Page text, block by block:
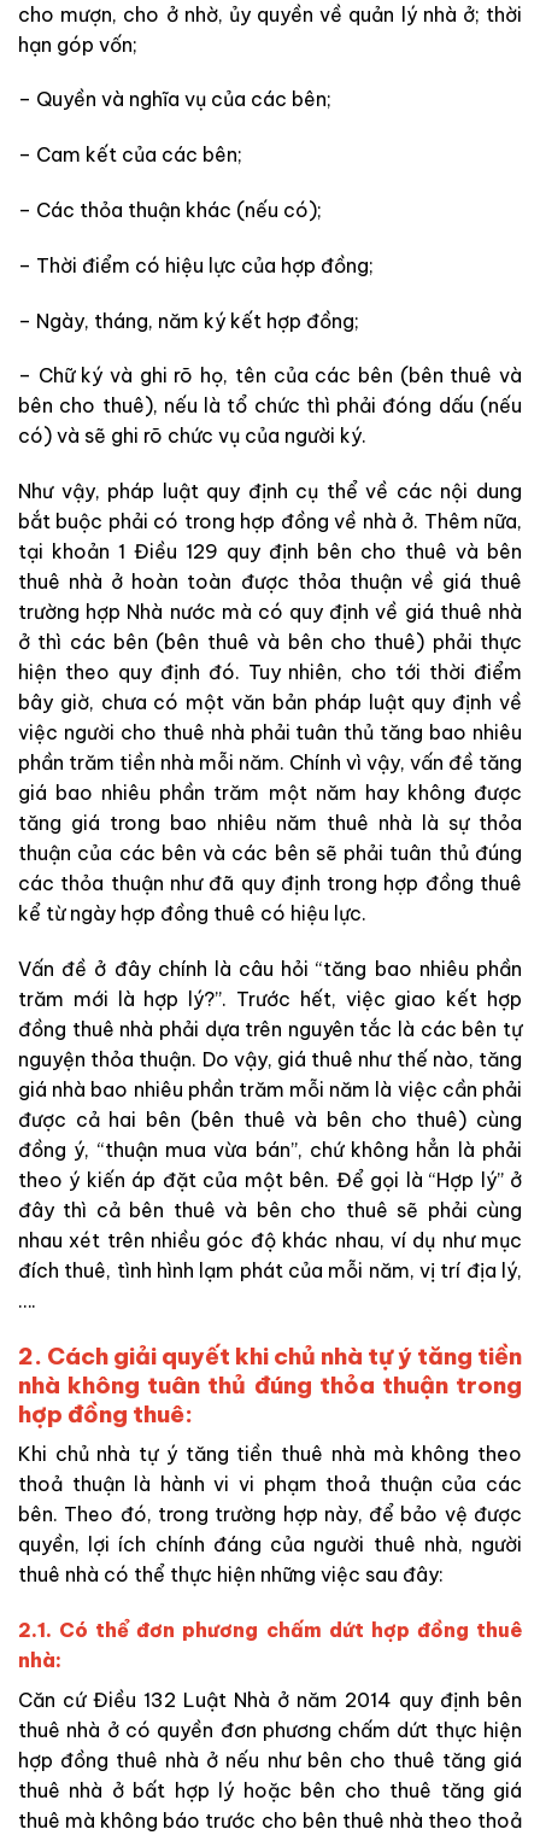
cho mượn, cho ở nhờ, ủy quyền về quản lý nhà ở; thời
hạn góp vốn;
– Quyền và nghĩa vụ của các bên;
– Cam kết của các bên;
– Các thỏa thuận khác (nếu có);
– Thời điểm có hiệu lực của hợp đồng;
– Ngày, tháng, năm ký kết hợp đồng;
– Chữ ký và ghi rõ họ, tên của các bên (bên thuê và
bên cho thuê), nếu là tổ chức thì phải đóng dấu (nếu
có) và sẽ ghi rõ chức vụ của người ký.
Như vậy, pháp luật quy định cụ thể về các nội dung
bắt buộc phải có trong hợp đồng về nhà ở. Thêm nữa,
tại khoản 1 Điều 129 quy định bên cho thuê và bên
thuê nhà ở hoàn toàn được thỏa thuận về giá thuê
trường hợp Nhà nước mà có quy định về giá thuê nhà
ở thì các bên (bên thuê và bên cho thuê) phải thực
hiện theo quy định đó. Tuy nhiên, cho tới thời điểm
bây giờ, chưa có một văn bản pháp luật quy định về
việc người cho thuê nhà phải tuân thủ tăng bao nhiêu
phần trăm tiền nhà mỗi năm. Chính vì vậy, vấn đề tăng
giá bao nhiêu phần trăm một năm hay không được
tăng giá trong bao nhiêu năm thuê nhà
là sự thỏa
thuận của các bên và các bên sẽ phải tuân thủ đúng
các thỏa thuận như đã quy định trong hợp đồng thuê
kể từ ngày hợp đồng thuê có hiệu lực.
Vấn đề ở đây chính là câu hỏi “tăng bao nhiêu phần
trăm mới là hợp lý?”. Trước hết, việc giao kết hợp
đồng thuê nhà phải dựa trên nguyên tắc là các bên tự
nguyện thỏa thuận. Do vậy, giá thuê như thế nào, tăng
giá nhà bao nhiêu phần trăm mỗi năm là việc cần phải
được cả hai bên (bên thuê và bên cho thuê) cùng
đồng ý, “thuận mua vừa bán”, chứ không hẳn là phải
theo ý kiến áp đặt của một bên. Để gọi là “Hợp lý” ở
đây thì cả bên thuê và bên cho thuê sẽ phải cùng
nhau xét trên nhiều góc độ khác nhau, ví dụ như mục
đích thuê, tình hình lạm phát của mỗi năm, vị trí địa lý,
….
2. Cách giải quyết khi chủ nhà tự ý tăng tiền
nhà không tuân thủ đúng thỏa thuận trong
hợp đồng thuê:
Khi chủ nhà tự ý tăng tiền thuê nhà mà không theo
thoả thuận là hành vi vi phạm thoả thuận của các
bên. Theo đó, trong trường hợp này, để bảo vệ được
quyền, lợi ích chính đáng của người thuê nhà, người
thuê nhà có thể thực hiện những việc sau đây:
2.1. Có thể đơn phương chấm dứt hợp đồng thuê
nhà:
Căn cứ Điều 132 Luật Nhà ở năm 2014 quy định bên
thuê nhà ở có quyền đơn phương chấm dứt thực hiện
hợp đồng thuê nhà ở nếu nhưbên cho thuê tăng giá
thuê nhà ở bất hợp lý hoặc bên cho thuê tăng giá
thuê mà không báo trước cho bên thuê nhà theo thoả